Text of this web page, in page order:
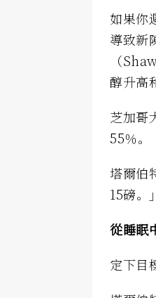
如果你
導致新
（
醇升高
芝加哥
55％。
塔爾伯
15磅。」
從睡眠
定下目